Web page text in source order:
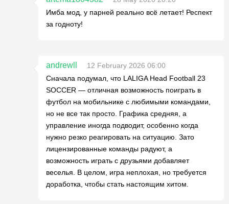
Имба мод, у парней реально всё летает! Респект
за годноту!
andrewll
12 February 2026 06:00
Сначала подумал, что LALIGA Head Football 23
SOCCER — отличная возможность поиграть в
футбол на мобильнике с любимыми командами,
но не все так просто. Графика средняя, а
управление иногда подводит, особенно когда
нужно резко реагировать на ситуацию. Зато
лицензированные команды радуют, а
возможность играть с друзьями добавляет
веселья. В целом, игра неплохая, но требуется
доработка, чтобы стать настоящим хитом.